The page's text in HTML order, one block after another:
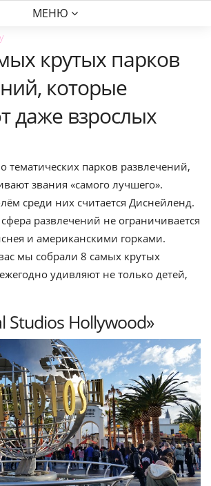
МЕНЮ
крутых парков
которые
даже взрослых
тематических парков развлечений,
звания «самого лучшего».
среди них считается Диснейленд.
развлечений не ограничивается
и американскими горками.
мы собрали 8 самых крутых
удивляют не только детей,
Studios Hollywood»